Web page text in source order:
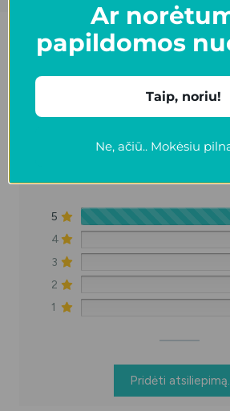
5,0
15 atsiliepimai
5
4
3
2
1
Pridėti atsiliepimą.
Ar
papildomos
Taip, noriu!
Ne, ačiū.. Mokėsiu